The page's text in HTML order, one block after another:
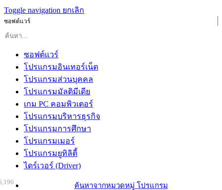
Toggle navigation ยกเลิก
ซอฟต์แวร์
ซอฟต์แวร์
โปรแกรมอินเทอร์เน็ต
โปรแกรมส่วนบุคคล
โปรแกรมมัลติมีเดีย
เกม PC คอมพิวเตอร์
โปรแกรมบริหารธุรกิจ
โปรแกรมการศึกษา
โปรแกรมเมอร์
โปรแกรมยูทิลิตี้
ไดร์เวอร์ (Driver)
ค้นหาจากหมวดหมู่ โปรแกรม